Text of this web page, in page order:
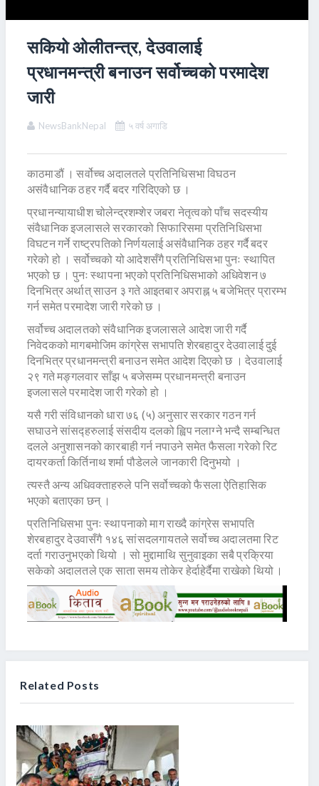
सकियो ओलीतन्त्र, देउवालाई
प्रधानमन्त्री बनाउन सर्वोच्चको परमादेश
जारी
NewsBankNepal ५ वर्ष अगाडि
काठमाडौं । सर्वोच्च अदालतले प्रतिनिधिसभा विघठन
असंवैधानिक ठहर गर्दै बदर गरिदिएको छ ।
प्रधानन्यायाधीश चोलेन्द्रशम्शेर जबरा नेतृत्वको पाँच सदस्यीय
संवैधानिक इजलासले सरकारको सिफारिसमा प्रतिनिधिसभा
विघटन गर्ने राष्ट्रपतिको निर्णयलाई असंवैधानिक ठहर गर्दै बदर
गरेको हो । सर्वोच्चको यो आदेशसँगै प्रतिनिधिसभा पुनः स्थापित
भएको छ । पुनः स्थापना भएको प्रतिनिधिसभाको अधिवेशन ७
दिनभित्र अर्थात् साउन ३ गते आइतबार अपराह्न ५ बजेभित्र प्रारम्भ
गर्न समेत परमादेश जारी गरेको छ ।
सर्वोच्च अदालतको संवैधानिक इजलासले आदेश जारी गर्दै
निवेदकको मागबमोजिम कांग्रेस सभापति शेरबहादुर देउवालाई दुई
दिनभित्र प्रधानमन्त्री बनाउन समेत आदेश दिएको छ । देउवालाई
२९ गते मङ्गलवार साँझ ५ बजेसम्म प्रधानमन्त्री बनाउन
इजलासले परमादेश जारी गरेको हो ।
यसै गरी संविधानको धारा ७६ (५) अनुसार सरकार गठन गर्न
सघाउने सांसद्हरुलाई संसदीय दलको ह्विप नलाग्ने भन्दै सम्बन्धित
दलले अनुशासनको कारबाही गर्न नपाउने समेत फैसला गरेको रिट
दायरकर्ता किर्तिनाथ शर्मा पौडेलले जानकारी दिनुभयो ।
त्यस्तै अन्य अधिवक्ताहरुले पनि सर्वोच्चको फैसला ऐतिहासिक
भएको बताएका छन् ।
प्रतिनिधिसभा पुनः स्थापनाको माग राख्दै कांग्रेस सभापति
शेरबहादुर देउवासँगै १४६ सांसदलगायतले सर्वोच्च अदालतमा रिट
दर्ता गराउनुभएको थियो । सो मुद्दामाथि सुनुवाइका सबै प्रक्रिया
सकेको अदालतले एक साता समय तोकेर हेर्दाहेर्दैमा राखेको थियो ।
Related Posts